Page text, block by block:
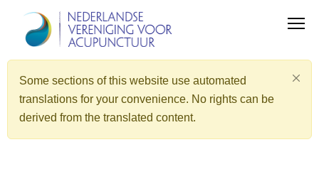
Some sections of this website use automated
translations for your convenience. No rights can be
derived from the translated content.